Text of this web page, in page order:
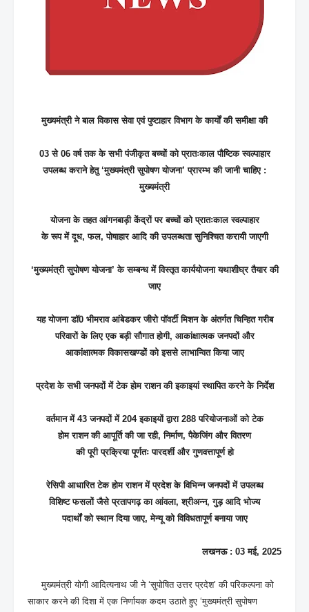
मुख्यमंत्री ने बाल विकास सेवा एवं पुष्टाहार विभाग के कार्यों की समीक्षा की
03 से 06 वर्ष तक के सभी पंजीकृत बच्चों को प्रातःकाल पौष्टिक स्वल्पाहार
उपलब्ध कराने हेतु ‘मुख्यमंत्री सुपोषण योजना’ प्रारम्भ की जानी चाहिए :
मुख्यमंत्री
योजना के तहत आंगनबाड़ी केंद्रों पर बच्चों को प्रातःकाल स्वल्पाहार
के रूप में दूध, फल, पोषाहार आदि की उपलब्धता सुनिश्चित करायी जाएगी
‘मुख्यमंत्री सुपोषण योजना’ के सम्बन्ध में विस्तृत कार्ययोजना यथाशीघ्र तैयार की
जाए
यह योजना डॉ0 भीमराव आंबेडकर जीरो पॉवर्टी मिशन के अंतर्गत चिन्हित गरीब
परिवारों के लिए एक बड़ी सौगात होगी, आकांक्षात्मक जनपदों और
आकांक्षात्मक विकासखण्डों को इससे लाभान्वित किया जाए
प्रदेश के सभी जनपदों में टेक होम राशन की इकाइयां स्थापित करने के निर्देश
वर्तमान में 43 जनपदों में 204 इकाइयों द्वारा 288 परियोजनाओं को टेक
होम राशन की आपूर्ति की जा रही, निर्माण, पैकेजिंग और वितरण
की पूरी प्रक्रिया पूर्णतः पारदर्शी और गुणवत्तापूर्ण हो
रेसिपी आधारित टेक होम राशन में प्रदेश के विभिन्न जनपदों में उपलब्ध
विशिष्ट फसलों जैसे प्रतापगढ़ का आंवला, श्रीअन्न, गुड़ आदि भोज्य
पदार्थों को स्थान दिया जाए, मेन्यू को विविधतापूर्ण बनाया जाए
लखनऊ : 03 मई, 2025
मुख्यमंत्री योगी आदित्यनाथ जी ने ‘सुपोषित उत्तर प्रदेश’ की परिकल्पना को
साकार करने की दिशा में एक निर्णायक कदम उठाते हुए ‘मुख्यमंत्री सुपोषण